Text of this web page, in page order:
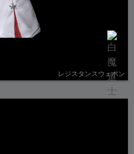
レジスタンスウェポン